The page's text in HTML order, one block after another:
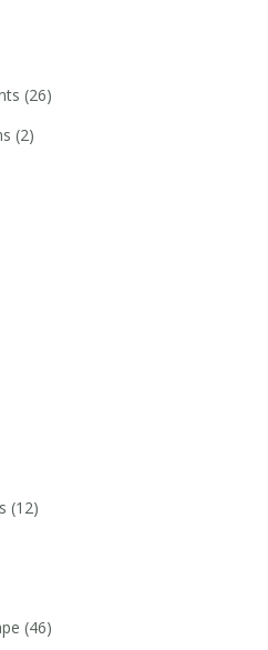
(26)
(2)
(12)
(46)